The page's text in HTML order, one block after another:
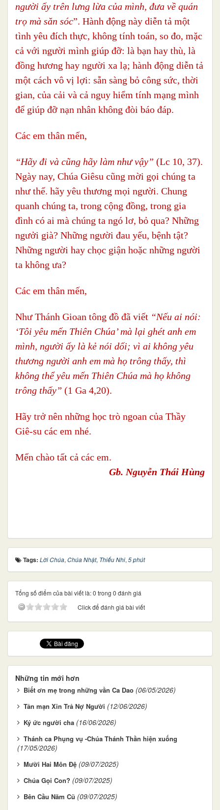
người ấy trên lưng lừa của mình, đưa về quán
trọ mà săn sóc”. Hành động này diễn tả một
tình yêu đích thực, không tính toán, so đo, mặc
cả với người mình giúp đỡ: là bạn hay thù, là
đồng hương hay người xa lạ; hành động diễn tả
một cách vô vị lợi: sẵn sàng bỏ công sức, thời
gian, của cải và cả nguy hiểm tính mạng mình
để giúp đỡ nạn nhân không đòi báo đáp.
Các em thân mến,
“Hãy đi và cũng hãy làm như vậy” (Lc 10, 37).
Ngày nay, Chúa Giêsu cũng mời gọi chúng ta
như thế. hãy yêu thương mọi người. Chung
quanh chúng ta, trong cộng đồng, trong gia
đình có ai mà chúng ta ngó lơ, bỏ qua? Những
ngưởi già? Những người đau yếu, bệnh tật?
Những người hay chọc giận hoặc những người
ta không ưa?
Các em thân mến,
Như Thánh Gioan tông đồ đã viết “Nếu ai nói:
‘Tôi yêu mến Thiên Chúa’ mà lại ghét anh em
mình, người ấy là kẻ nói dối; vì ai không yêu
thương người anh em mà họ trông thấy, thì
không thể yêu mến Thiên Chúa mà họ không
trông thấy” (1 Ga 4,20).
Hãy trở nên những học trò ngoan của Thầy
Giê-su các em nhé.
Mến chào tất cả các em.
Gb. Nguyễn Thái Hùng
Tags: Lời Chúa, Chúa Nhật, Thiếu Nhi, 5 phút
Tổng số điểm của bài viết là: 0 trong 0 đánh giá
Click để đánh giá bài viết
Những tin mới hơn
Biết ơn mẹ trong những vần Ca Dao (06/05/2026)
Tản mạn Xin Trả Nợ Người (12/06/2026)
Ký ức người cha (16/06/2026)
Thánh ca Phụng vụ -Chúa Thánh Thần hiện xuống
(17/05/2026)
Mười Hai Môn Đệ (09/07/2025)
Chúa Gọi Con? (09/07/2025)
Bên Cầu Năm Cũ (09/07/2025)